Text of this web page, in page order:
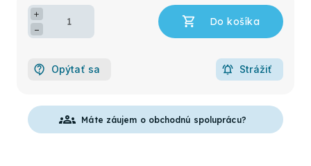
+
−
Opýtať sa Strážiť
groups Máte záujem o obchodnú spoluprácu?